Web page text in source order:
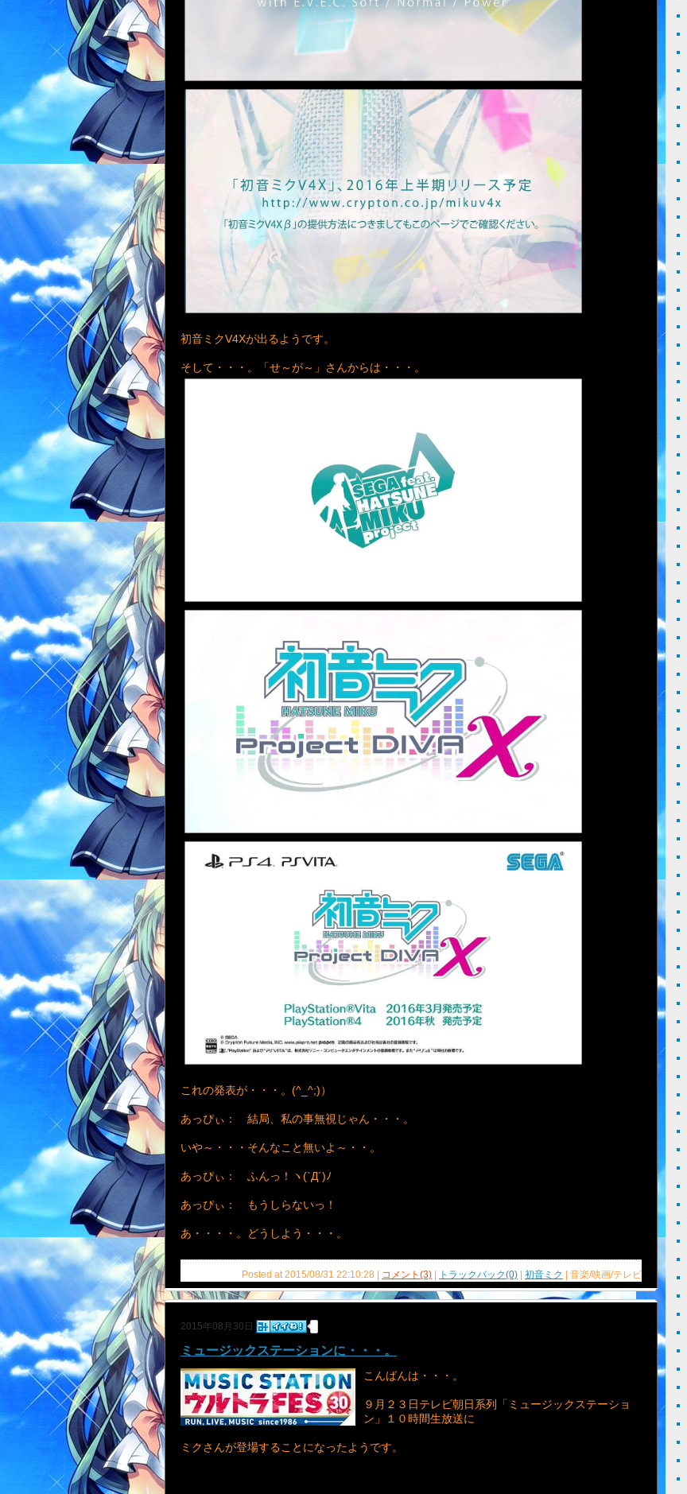
初音ミクV4Xが出るようです。
そして・・・。「せ～が～」さんからは・・・。
これの発表が・・・。(^_^;)）
あっぴぃ： 結局、私の事無視じゃん・・・。
いや～・・・そんなこと無いよ～・・。
あっぴぃ： ふんっ！ヽ(`Д´)ﾉ
あっぴぃ： もうしらないっ！
あ・・・・。どうしよう・・・。
Posted at 2015/08/31 22:10:28 | コメント(3) トラックバック(0) 初音ミク | 音楽/映画/テレビ
2015年08月30日
ミュージックステーションに・・・。
こんばんは・・・。
９月２３日テレビ朝日系列「ミュージックステーショ
ン」１０時間生放送に
ミクさんが登場することになったようです。